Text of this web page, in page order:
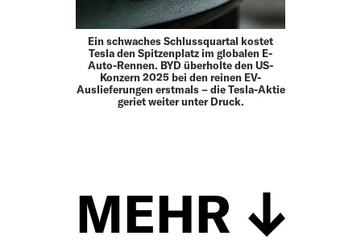
Ein schwaches Schlussquartal kostet
Tesla den Spitzenplatz im globalen E-
Auto-Rennen. BYD überholte den US-
Konzern 2025 bei den reinen EV-
Auslieferungen erstmals – die Tesla-Aktie
geriet weiter unter Druck.
MEHR